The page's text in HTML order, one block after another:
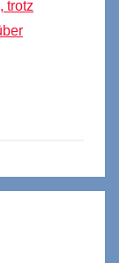
trotz